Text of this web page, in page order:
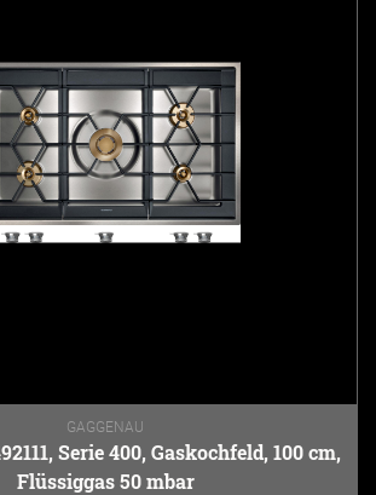
GAGGENAU
Serie 400, Gaskochfeld, 100 cm,
Flüssiggas 50 mbar